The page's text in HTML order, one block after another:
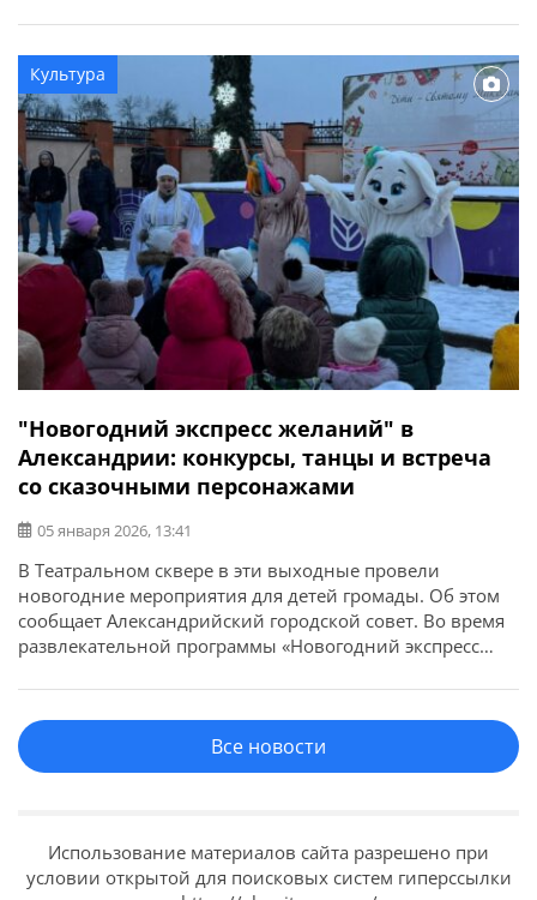
Культура
"Новогодний экспресс желаний" в
Александрии: конкурсы, танцы и встреча
со сказочными персонажами
05 января 2026, 13:41
В Театральном сквере в эти выходные провели
новогодние мероприятия для детей громады. Об этом
сообщает Александрийский городской совет. Во время
развлекательной программы «Новогодний экспресс
конкурсах, танцевали, играли с аниматорами и
загадывали желания. Также детей и их родителей ждал
фотопроект «SUPER вспышка», где дети смогли
сфотографироваться с любимыми сказочными
Все новости
Использование материалов сайта разрешено при
условии открытой для поисковых систем гиперссылки